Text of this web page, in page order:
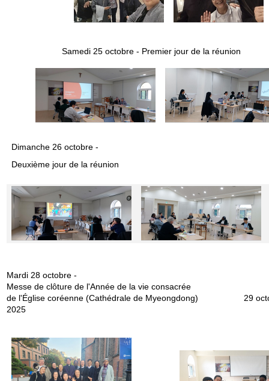
Samedi 25 octobre - Premier jour de la réunion
Dimanche 26 octobre -
Deuxième jour de la réunion
Mardi 28 octobre -
Messe de clôture de l'Année de la vie consacrée
de l'Église coréenne (Cathédrale de Myeongdong) 29
2025